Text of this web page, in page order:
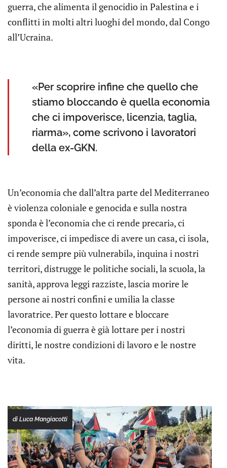
guerra, che alimenta il genocidio in Palestina e i
conflitti in molti altri luoghi del mondo, dal Congo
all’Ucraina.
«Per scoprire infine che quello che
stiamo bloccando è quella economia
che ci impoverisce, licenzia, taglia,
riarma», come scrivono i lavoratori
della ex-GKN.
Un’economia che dall’altra parte del Mediterraneo
è violenza coloniale e genocida e sulla nostra
sponda è l’economia che ci rende precariə, ci
impoverisce, ci impedisce di avere un casa, ci isola,
ci rende sempre più vulnerabilə, inquina i nostri
territori, distrugge le politiche sociali, la scuola, la
sanità, approva leggi razziste, lascia morire le
persone ai nostri confini e umilia la classe
lavoratrice. Per questo lottare e bloccare
l’economia di guerra è già lottare per i nostri
diritti, le nostre condizioni di lavoro e le nostre
vita.
di Luca Mangiacotti